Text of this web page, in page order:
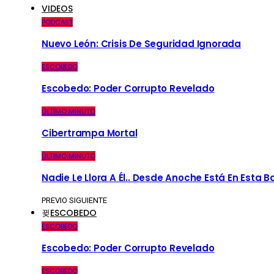
VIDEOS
PODCAST
Nuevo León: Crisis De Seguridad Ignorada
ESCOBEDO
Escobedo: Poder Corrupto Revelado
ÚLTIMO MINUTO
Cibertrampa Mortal
ÚLTIMO MINUTO
Nadie Le Llora A Él.. Desde Anoche Está En Esta
PREVIO SIGUIENTE
ESCOBEDO
ESCOBEDO
Escobedo: Poder Corrupto Revelado
ESCOBEDO